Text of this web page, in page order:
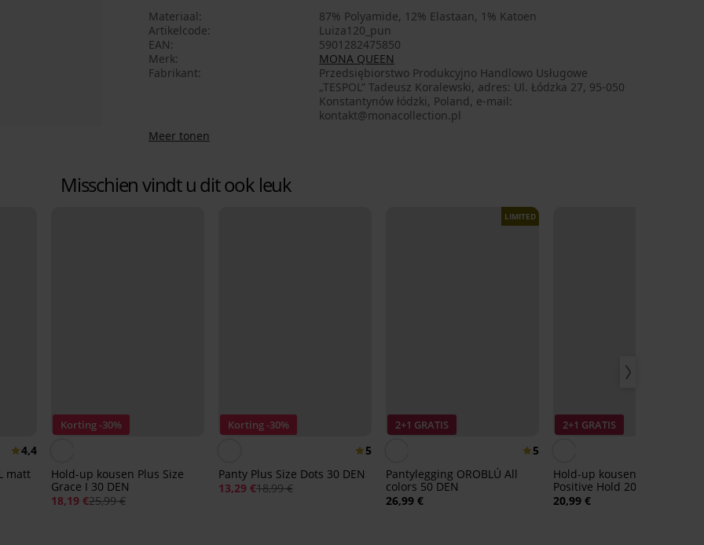
Materiaal
87% Polyamide, 12% Elastaan, 1% Katoen
Artikelcode
Luiza120_pun
EAN
5901282475850
Merk
MONA QUEEN
Fabrikant
Przedsiębiorstwo Produkcyjno Handlowo Usługowe
„TESPOL” Tadeusz Koralewski, adres: Ul. Łódzka 27, 95-050
Konstantynów łódzki, Poland, e-mail:
kontakt@monacollection.pl
Meer tonen
Misschien vindt u dit ook leuk
4,4
matt
Korting -30%
Hold-up kousen Plus Size
Grace I 30 DEN
18,19 €25,99 €
Korting -30%
5
Panty Plus Size Dots 30 DEN
13,29 €18,99 €
2+1 GRATIS
LIMITED
5
Pantylegging OROBLÚ All
colors 50 DEN
26,99 €
2+1 GRATIS
Hold-up kousen PLUS SIZE
Positive Hold 20 DEN
20,99 €